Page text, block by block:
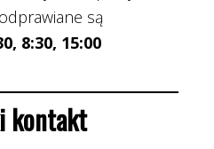
są
8:30, 15:00
kontakt